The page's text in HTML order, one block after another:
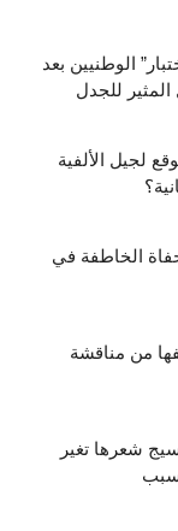
الوطنيين بعد
للجدل
لجيل الألفية
الخاطفة في
من مناقشة
شعرها تغير